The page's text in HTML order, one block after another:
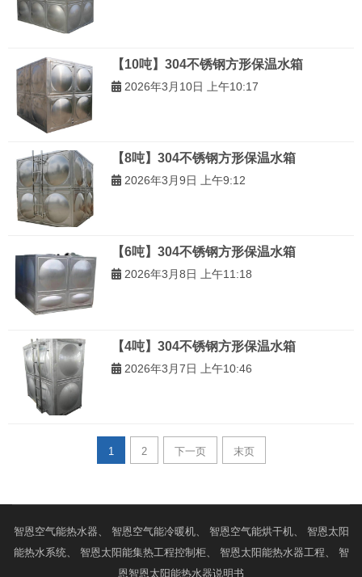
【10吨】304不锈钢方形保温水箱
2026年3月10日 上午10:17
【8吨】304不锈钢方形保温水箱
2026年3月9日 上午9:12
【6吨】304不锈钢方形保温水箱
2026年3月8日 上午11:18
【4吨】304不锈钢方形保温水箱
2026年3月7日 上午10:46
1 2 下一页 末页
智恩 空气能热水器 、 智恩 空气能冷暖机、 智恩 空气能烘干机、 智恩 太阳
能热水系统 、 智恩 太阳能集热工程控制柜、 智恩 太阳能热水器工程 、 智
恩 智恩太阳能热水器说明书